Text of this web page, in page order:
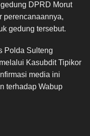
DPRD Morut
perencanaannya,
gedung tersebut.
Polda Sulteng
Kasubdit Tipikor
media ini
terhadap Wabup